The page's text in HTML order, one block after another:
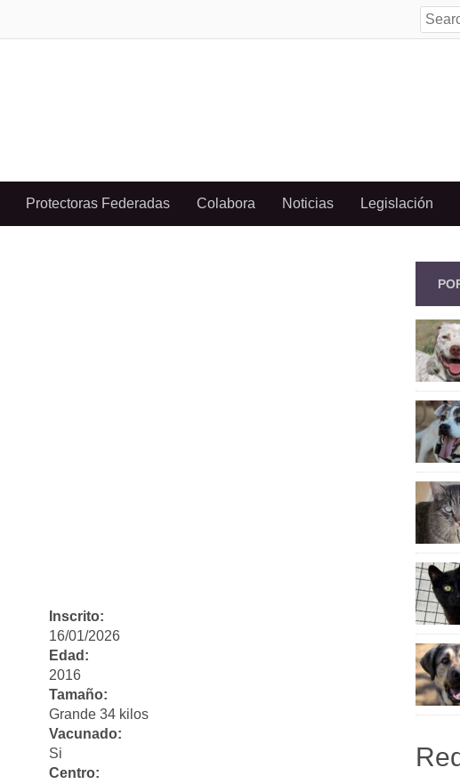
for:
Protectoras Federadas Colabora Noticias Legislación
Inscrito:
16/01/2026
Edad:
2016
Tamaño:
Grande 34 kilos
Vacunado:
Si
Centro: